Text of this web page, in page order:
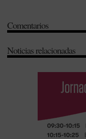
Comentarios
Noticias relacionadas